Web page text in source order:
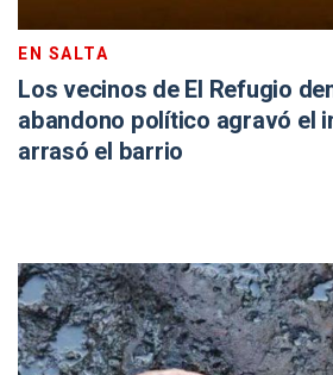
EN SALTA
Los vecinos de El Refugio
abandono político agravó el
arrasó el barrio